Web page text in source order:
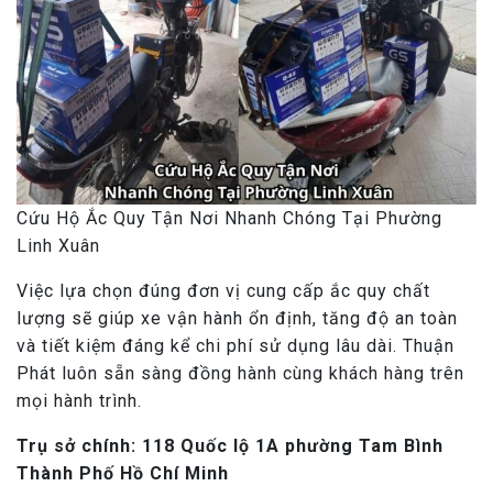
Cứu Hộ Ắc Quy Tận Nơi Nhanh Chóng Tại Phường
Linh Xuân
Việc lựa chọn đúng đơn vị cung cấp ắc quy chất
lượng sẽ giúp xe vận hành ổn định, tăng độ an toàn
và tiết kiệm đáng kể chi phí sử dụng lâu dài. Thuận
Phát luôn sẵn sàng đồng hành cùng khách hàng trên
mọi hành trình.
Trụ sở chính: 118 Quốc lộ 1A phường Tam Bình
Thành Phố Hồ Chí Minh